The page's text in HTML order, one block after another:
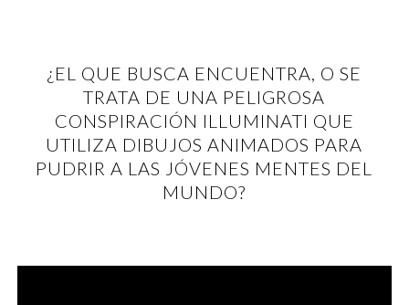
¿EL QUE BUSCA ENCUENTRA, O SE
TRATA DE UNA PELIGROSA
CONSPIRACIÓN ILLUMINATI QUE
UTILIZA DIBUJOS ANIMADOS PARA
PUDRIR A LAS JÓVENES MENTES DEL
MUNDO?